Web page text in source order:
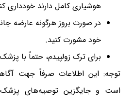
هوشیاری کامل دارند خودداری
در صورت بروز هرگونه عارضه
خود مشورت کنید.
برای ترک زولپیدم، حتماً با
توجه: این اطلاعات صرفاً جهت
است و جایگزین توصیه‌های